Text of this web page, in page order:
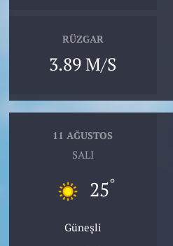
RÜZGAR
3.89 M/S
11 AĞUSTOS
SALI
25°
Güneşli